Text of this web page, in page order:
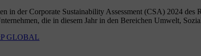
in der Corporate Sustainability Assessment (CSA) 2024
die in diesem Jahr in den Bereichen Umwelt,
GLOBAL